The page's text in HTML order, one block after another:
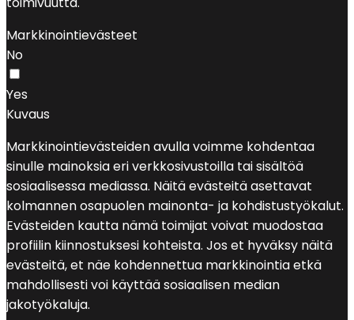
Markkinointievästeet
No
Yes
Kuvaus
Markkinointievästeiden avulla voimme kohdentaa
sinulle mainoksia eri verkkosivustoilla tai sisältöä
sosiaalisessa mediassa. Näitä evästeitä asettavat
kolmannen osapuolen mainonta- ja kohdistustyökalut.
Evästeiden kautta nämä toimijat voivat muodostaa
profiilin kiinnostuksesi kohteista. Jos et hyväksy näitä
evästeitä, et näe kohdennettua markkinointia etkä
mahdollisesti voi käyttää sosiaalisen median
jakotyökaluja.